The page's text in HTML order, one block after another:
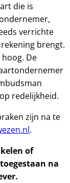
die is
verrichte
brengt.
De
redelijkheid.
zijn na te
.
of
na